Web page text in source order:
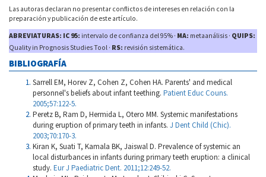
Las autoras declaran no presentar conflictos de intereses en relación con la
preparación y publicación de este artículo.
ABREVIATURAS: IC 95: intervalo de confianza del 95% · MA: metaanálisis · QUIPS:
Quality in Prognosis Studies Tool · RS: revisión sistemática.
BIBLIOGRAFÍA
Sarrell EM, Horev Z, Cohen Z, Cohen HA. Parents' and medical
personnel's beliefs about infant teething. Patient Educ Couns.
2005;57:122-5.
Peretz B, Ram D, Hermida L, Otero MM. Systemic manifestations
during eruption of primary teeth in infants. J Dent Child (Chic).
2003;70:170-3.
Kiran K, Suati T, Kamala BK, Jaiswal D. Prevalence of systemic an
local disturbances in infants during primary teeth eruption: a clinical
study. Eur J Paediatric Dent. 2011;12:249-52.